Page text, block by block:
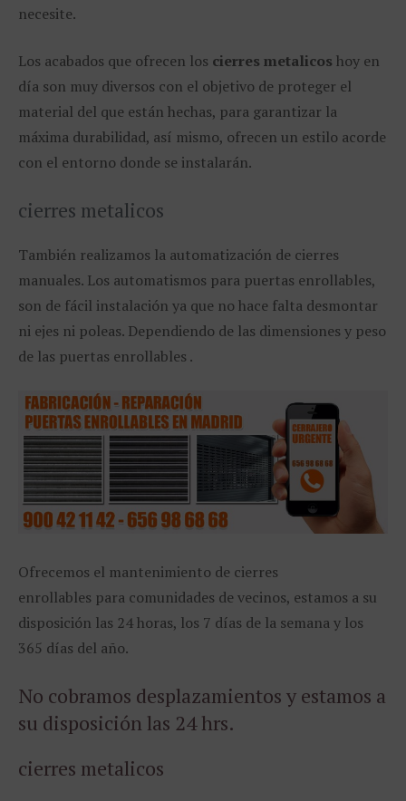
necesite.
Los acabados que ofrecen los cierres metalicos hoy en
día son muy diversos con el objetivo de proteger el
material del que están hechas, para garantizar la
máxima durabilidad, así mismo, ofrecen un estilo acorde
con el entorno donde se instalarán.
cierres metalicos
También realizamos la automatización de cierres
manuales. Los automatismos para puertas enrollables,
son de fácil instalación ya que no hace falta desmontar
ni ejes ni poleas. Dependiendo de las dimensiones y peso
de las puertas enrollables .
Ofrecemos el mantenimiento de cierres
enrollables para comunidades de vecinos, estamos a su
disposición las 24 horas, los 7 días de la semana y los
365 días del año.
No cobramos desplazamientos y estamos a
su disposición las 24 hrs.
cierres metalicos